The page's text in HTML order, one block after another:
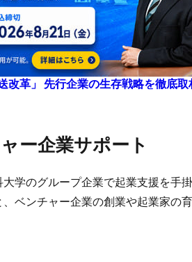
改革」 先行企業の生存戦略を徹底取
ー企業サポート
学のグループ企業で起業支援を手
ベンチャー企業の創業や起業家の